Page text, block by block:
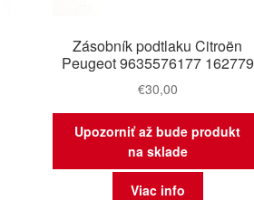
Zásobník podtlaku Citroën
Peugeot 9635576177 162779
€30,00
Upozorniť až bude produkt
na sklade
Viac info